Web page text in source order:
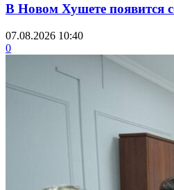
В Новом Хушете появится
07.08.2026 10:40
0